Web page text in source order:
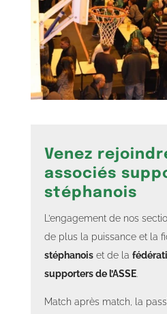
Venez
associés
stéphanois
L’engagement de nos
de plus la puissance et la
stéphanois et de la
supporters de l’ASSE.
Match après match, la